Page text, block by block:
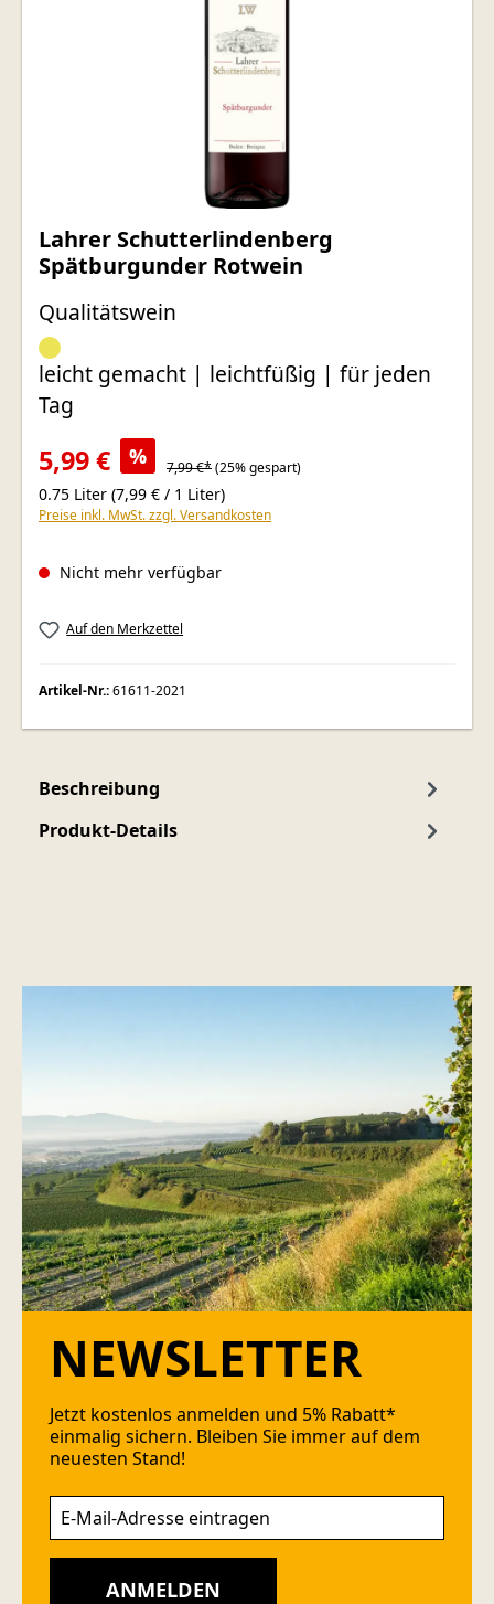
Lahrer Schutterlindenberg
Spätburgunder Rotwein
leicht gemacht | leichtfüßig | für jeden
Tag
Qualitätswein
5,99 € % 7,99 €*(25% gespart)
0.75 Liter (7,99 € / 1 Liter)
Preise inkl. MwSt. zzgl. Versandkosten
Nicht mehr verfügbar
Auf den Merkzettel
Artikel-Nr.:61611-2021
Beschreibung
Produkt-Details
NEWSLETTER
Jetzt kostenlos anmelden und 5% Rabatt*
einmalig sichern. Bleiben Sie immer auf dem
neuesten Stand!
ANMELDEN